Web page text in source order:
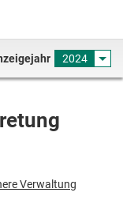
2024
Verwaltung